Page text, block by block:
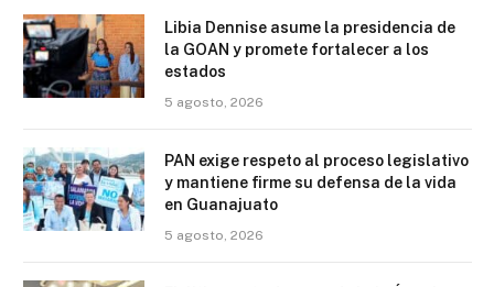
Libia Dennise asume la presidencia de
la GOAN y promete fortalecer a los
estados
5 agosto, 2026
PAN exige respeto al proceso legislativo
y mantiene firme su defensa de la vida
en Guanajuato
5 agosto, 2026